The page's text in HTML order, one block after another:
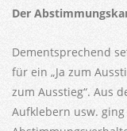
Der
Dementsprechend
für ein „Ja zum
zum Ausstieg“. Aus
Aufklebern usw.